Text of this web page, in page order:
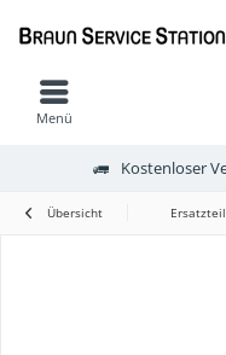
Kostenloser
Menü
Übersicht